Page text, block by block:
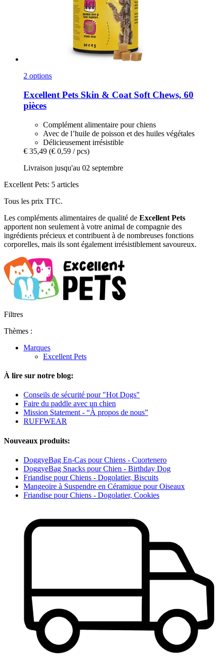
2 options
Excellent Pets Skin & Coat Soft Chews, 60
pièces
Complément alimentaire pour chiens
Avec de l’huile de poisson et des huiles végétales
Délicieusement irrésistible
€ 35,49 (€ 0,59 / pcs)
Livraison jusqu'au 02 septembre
Excellent Pets: 5 articles
Tous les prix TTC.
Les compléments alimentaires de qualité de Excellent Pets
apportent non seulement à votre animal de compagnie des
ingrédients précieux et contribuent à de nombreuses fonctions
corporelles, mais ils sont également irrésistiblement savoureux.
Filtres
Thèmes :
Marques
Excellent Pets
À lire sur notre blog:
Conseils de sécurité pour "Hot Dogs"
Faire du paddle avec un chien
Mission Statement - “À propos de nous”
RUFFWEAR
Nouveaux produits:
DoggyeBag En-Cas pour Chiens - Cuortenero
DoggyeBag Snacks pour Chien - Birthday Dog
Friandise pour Chiens - Dogolatier, Biscuits
Mangeoire à Suspendre en Céramique pour Oiseaux
Friandise pour Chiens - Dogolatier, Cookies